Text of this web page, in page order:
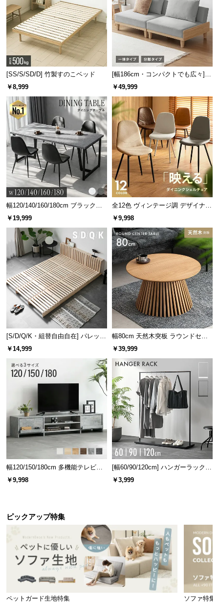
[SS/S/SD/D] 竹製すのこベッド
￥8,999
[幅186cm・コンパクトでも広々] 3
人掛けソファベッド リクライニン
￥49,999
幅120/140/160/180cm ブラックフ
レーム ダイニング 大理石調 4人掛
￥19,999
全12色 ヴィンテージ調 デザイナー
ズシェルチェア
￥9,998
[S/D/Q/K・組替自由自在] パレット
ベッド 8/12/16枚セット
￥14,999
幅80cm 天然木突板 ラウンドセン
ターテーブル 美しい格子デザイン
￥39,999
幅120/150/180cm 多機能テレビボ
ード 木目/石目調 オープン収納・
引き出し収納付き
￥9,998
[幅60/90/120cm] ハンガーラック
スチール 4段階高さ調節 サイドフ
ック オープンラック シンプル
￥3,999
ピックアップ特集
ペットガード生地特集 ソファ特集